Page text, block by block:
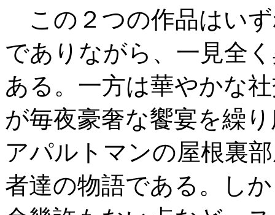
この２つの作品はい
でありながら、一見全
ある。一方は華やかな
が毎夜豪奢な饗宴を繰
アパルトマンの屋根裏
者達の物語である。し